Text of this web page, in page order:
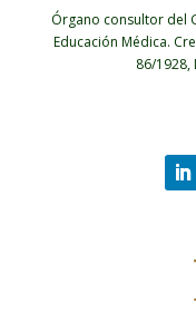
Órgano consultor del
Educación Médica.
86/1928,